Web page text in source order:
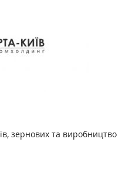
зернових та виробництво